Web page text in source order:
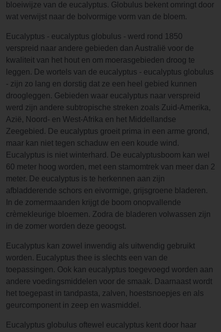
bloeiwijze van de eucalyptus. Globulus bekent omringt door
wat verwijst naar de bolvormige vorm van de bloem.
Eucalyptus - eucalyptus globulus - werd rond 1850
verspreid naar andere gebieden dan Australië voor de
kwaliteit van het hout en om moerasgebieden droog te
leggen. De wortels van de eucalyptus - eucalyptus globulus
- zijn zo lang en dorstig dat ze een heel gebied kunnen
droogleggen. Gebieden waar eucalyptus naar verspreid
werd zijn andere subtropische streken zoals Zuid-Amerika,
Azië, Noord- en West-Afrika en het Middellandse
Zeegebied. De eucalyptus groeit prima in een arme grond,
maar kan niet tegen schaduw en een koude wind.
Eucalyptus is niet winterhard. De eucalyptusboom kan wel
60 meter hoog worden, met een stamomtrek van meer dan 2
meter. De eucalyptus is te herkennen aan zijn
afbladderende schors en eivormige, grijsgroene bladeren.
In de zomermaanden krijgt de boom onopvallende
crèmekleurige bloemen. Zodra de bladeren volwassen zijn
in de zomer worden deze geoogst.
Eucalyptus kan zowel inwendig als uitwendig gebruikt
worden. Eucalyptus thee is slechts een van de
toepassingen. Ook kan eucalyptus toegevoegd worden aan
andere voedingsmiddelen voor de smaak. Daarnaast wordt
het toegepast in tandpasta, zalven, hoestsnoepjes en als
geurcomponent in zeep en wasmiddel.
Eucalyptus globulus oftewel eucalyptus kent door haar